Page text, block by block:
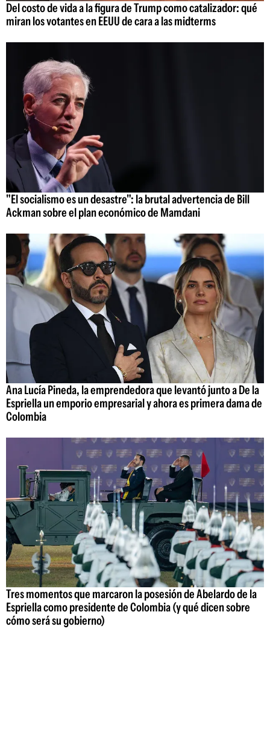
Del costo de vida a la figura de Trump como catalizador: qué
miran los votantes en EEUU de cara a las midterms
"El socialismo es un desastre": la brutal advertencia de Bill
Ackman sobre el plan económico de Mamdani
Ana Lucía Pineda, la emprendedora que levantó junto a De la
Espriella un emporio empresarial y ahora es primera dama de
Colombia
Tres momentos que marcaron la posesión de Abelardo de la
Espriella como presidente de Colombia (y qué dicen sobre
cómo será su gobierno)